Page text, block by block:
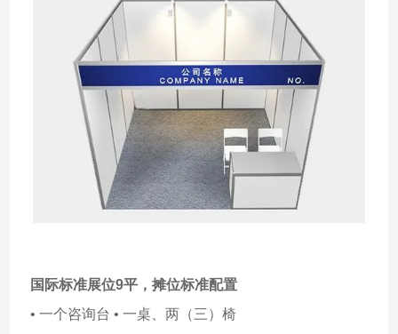
国际标准展位9平，摊位标准配置
• 一个咨询台 • 一桌、两（三）椅